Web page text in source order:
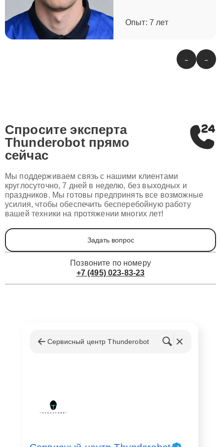
Опыт: 7 лет
← →
Спросите эксперта
Thunderobot прямо
сейчас
Мы поддерживаем связь с нашими клиентами
круглосуточно, 7 дней в неделю, без выходных и
праздников. Мы готовы предпринять все возможные
усилия, чтобы обеспечить бесперебойную работу
вашей техники на протяжении многих лет!
Задать вопрос
Позвоните по номеру
+7 (495) 023-83-23
Сервисный центр Thunderobot